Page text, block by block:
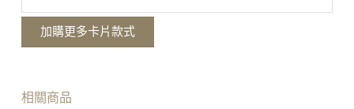
回
加購更多卡片款式
相關商品